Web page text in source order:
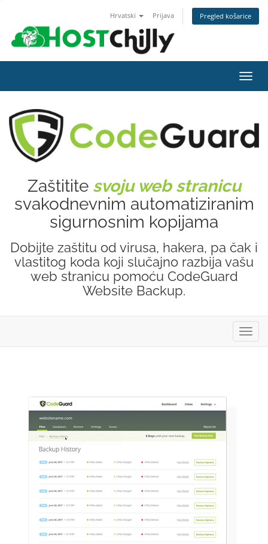
Hrvatski Prijava Pregled košarice
Zaštitite svoju web stranicu
svakodnevnim automatiziranim
sigurnosnim kopijama
Dobijte zaštitu od virusa, hakera, pa čak i
vlastitog koda koji slučajno razbija vašu
web stranicu pomoću CodeGuard
Website Backup.